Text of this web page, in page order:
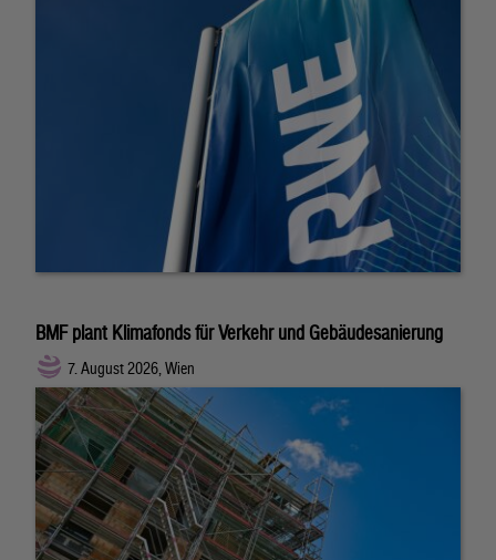
BMF plant Klimafonds für Verkehr und Gebäudesanierung
7. August 2026, Wien